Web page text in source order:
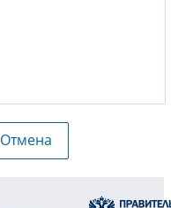
Отмена